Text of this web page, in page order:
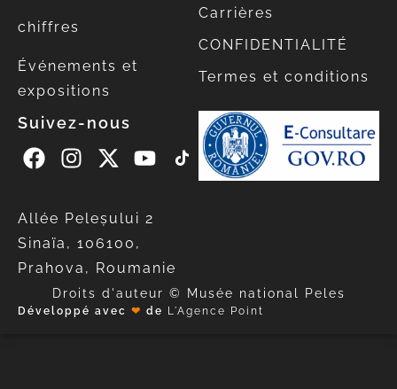
chiffres
Événements et
expositions
Carrières
CONFIDENTIALITÉ
Termes et conditions
Suivez-nous
Allée Peleșului 2
Sinaïa, 106100,
Prahova, Roumanie
Droits d'auteur © Musée national Peles
Développé avec ❤ de L'Agence Point